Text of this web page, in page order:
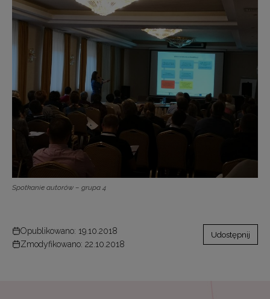
Spotkanie autorów – grupa 4
Opublikowano: 19.10.2018
Zmodyfikowano: 22.10.2018
Udostępnij